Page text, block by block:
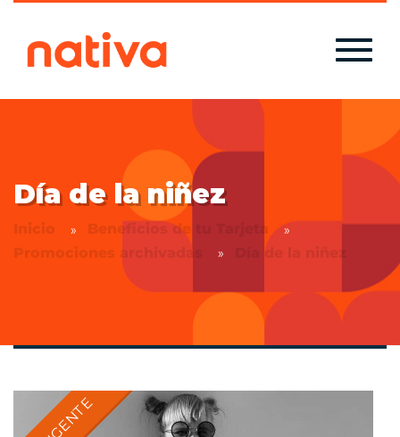
Día de la niñez
Inicio
Beneficios de tu Tarjeta
Promociones archivadas
Día de la niñez